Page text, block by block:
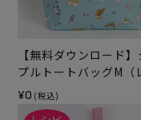
【無料ダウンロード】
プルトートバッグM（
ピ）
¥0 (税込)